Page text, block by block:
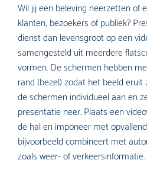
Wil jij een beleving neerzetten of
klanten, bezoekers of publiek?
dienst dan levensgroot op een
samengesteld uit meerdere
vormen. De schermen hebben
rand (bezel) zodat het beeld
de schermen individueel aan en
presentatie neer. Plaats een
de hal en imponeer met
bijvoorbeeld combineert met
zoals weer- of verkeersinformatie.